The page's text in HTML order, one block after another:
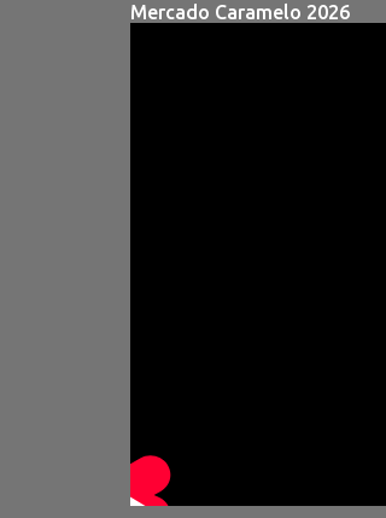
Mercado Caramelo 2026